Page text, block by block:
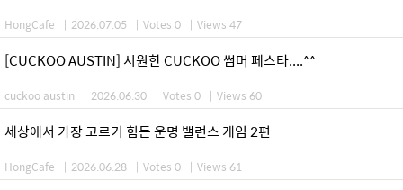
HongCafe | 2026.07.05 | Votes 0 | Views 47
[CUCKOO AUSTIN] 시원한 CUCKOO 썸머 페스타....^^
cuckoo austin | 2026.06.30 | Votes 0 | Views 60
세상에서 가장 고르기 힘든 운명 밸런스 게임 2편
HongCafe | 2026.06.28 | Votes 0 | Views 61